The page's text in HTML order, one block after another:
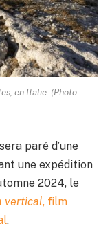
en Italie. (Photo
paré d’une
une expédition
2024, le
vertical, film
.